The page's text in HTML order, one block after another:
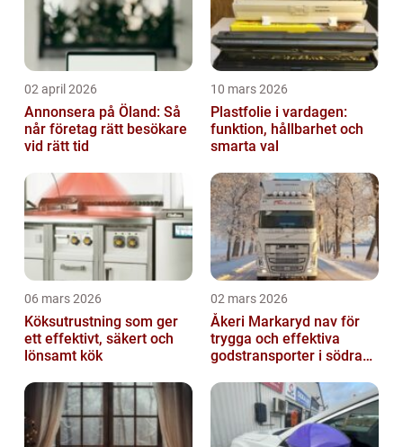
02 april 2026
Annonsera på Öland: Så
når företag rätt besökare
vid rätt tid
10 mars 2026
Plastfolie i vardagen:
funktion, hållbarhet och
smarta val
06 mars 2026
Köksutrustning som ger
ett effektivt, säkert och
lönsamt kök
02 mars 2026
Åkeri Markaryd nav för
trygga och effektiva
godstransporter i södra